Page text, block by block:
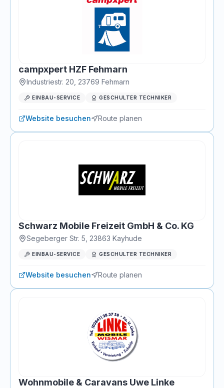
campxpert HZF Fehmarn
Industriestr. 20 23769 Fehmarn
EINBAU-SERVICE GESCHULTER TECHNIKER
Website besuchen Route planen
Schwarz Mobile Freizeit GmbH & Co. KG
Segeberger Str. 5 23863 Kayhude
EINBAU-SERVICE GESCHULTER TECHNIKER
Website besuchen Route planen
Wohnmobile & Caravans Uwe Linke